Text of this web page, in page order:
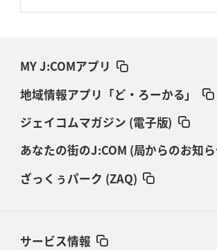
MY J:COMアプリ
地域情報アプリ「ど・ろーかる」
ジェイコムマガジン (電子版)
あなたの街のJ:COM (局からのお知
ざっくぅパーク (ZAQ)
サービス情報